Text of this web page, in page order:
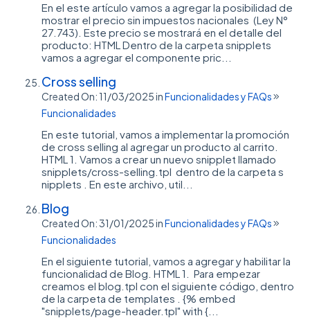
En el este artículo vamos a agregar la posibilidad de
mostrar el precio sin impuestos nacionales (Ley N°
27.743). Este precio se mostrará en el detalle del
producto: HTML Dentro de la carpeta snipplets
vamos a agregar el componente pric...
Cross selling
Created On: 11/03/2025inFuncionalidades y FAQs
Funcionalidades
En este tutorial, vamos a implementar la promoción
de cross selling al agregar un producto al carrito.
HTML 1. Vamos a crear un nuevo snipplet llamado
snipplets/cross-selling.tpl dentro de la carpeta s
nipplets . En este archivo, util...
Blog
Created On: 31/01/2025inFuncionalidades y FAQs
Funcionalidades
En el siguiente tutorial, vamos a agregar y habilitar la
funcionalidad de Blog. HTML 1. Para empezar
creamos el blog.tpl con el siguiente código, dentro
de la carpeta de templates . {% embed
"snipplets/page-header.tpl" with {...